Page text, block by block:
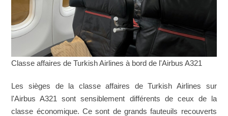
Classe affaires de Turkish Airlines à bord de l'Airbus A321
Les sièges de la classe affaires de Turkish Airlines sur
l'Airbus A321 sont sensiblement différents de ceux de la
classe économique. Ce sont de grands fauteuils recouverts